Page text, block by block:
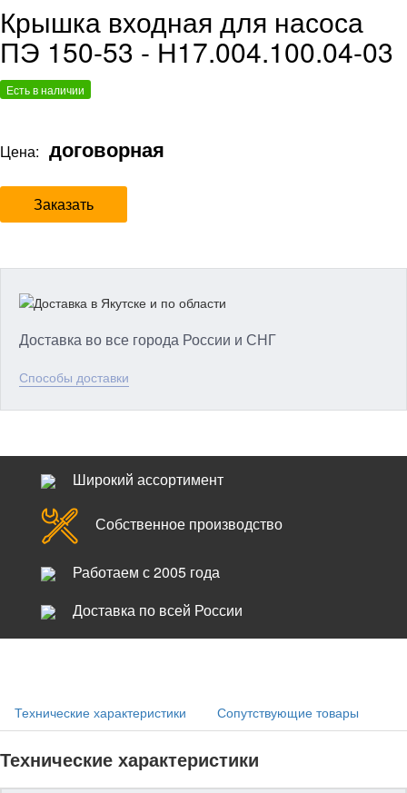
Крышка входная для насоса
ПЭ 150-53 - Н17.004.100.04-03
Есть в наличии
Цена: договорная
Заказать
Доставка во все города России и СНГ
Способы доставки
Широкий ассортимент
Собственное производство
Работаем с 2005 года
Доставка по всей России
Технические характеристики Сопутствующие товары
Технические характеристики